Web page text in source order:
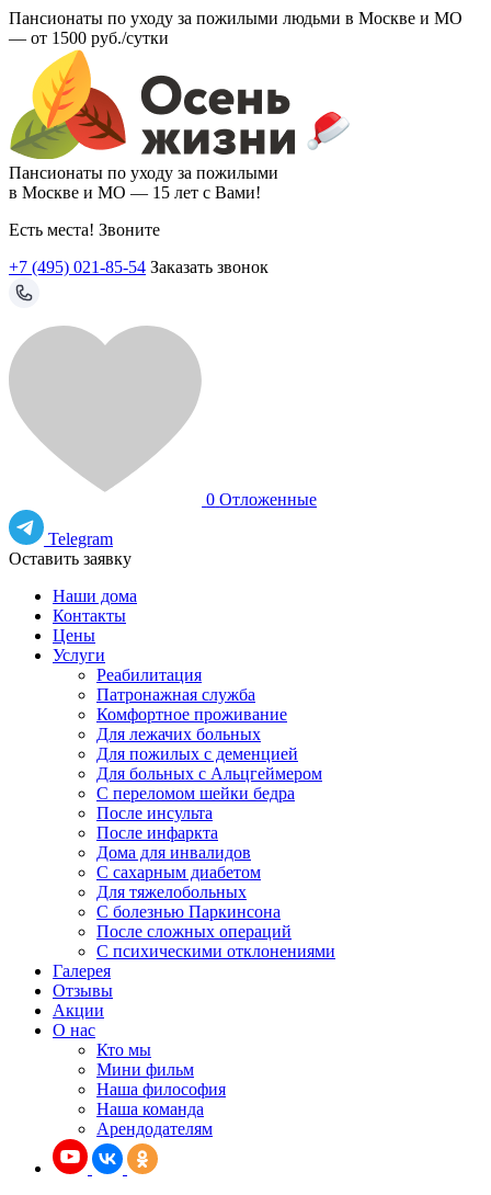
Пансионаты по уходу за пожилыми людьми в Москве и МО
— от 1500 руб./сутки
Пансионаты по уходу за пожилыми
в Москве и МО — 15 лет с Вами!
Есть места! Звоните
+7 (495) 021-85-54 Заказать звонок
0 Отложенные
Telegram
Оставить заявку
Наши дома
Контакты
Цены
Услуги
Реабилитация
Патронажная служба
Комфортное проживание
Для лежачих больных
Для пожилых с деменцией
Для больных с Альцгеймером
С переломом шейки бедра
После инсульта
После инфаркта
Дома для инвалидов
С сахарным диабетом
Для тяжелобольных
С болезнью Паркинсона
После сложных операций
С психическими отклонениями
Галерея
Отзывы
Акции
О нас
Кто мы
Мини фильм
Наша философия
Наша команда
Арендодателям